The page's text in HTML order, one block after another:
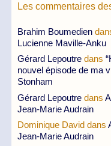
Les commentaires
Brahim Boumedien
Lucienne Maville-Anku
Gérard Lepoutre dans
nouvel épisode de ma
Stonham
Gérard Lepoutre dans
Jean-Marie Audrain
Dominique David dans
Jean-Marie Audrain